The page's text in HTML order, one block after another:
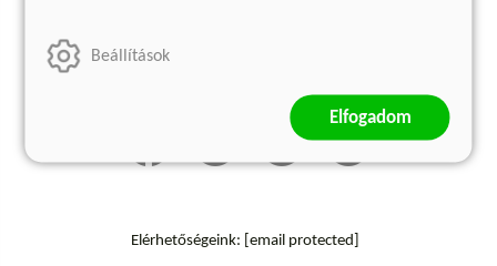
Szállítási információk
Elérhetőségeink: [email protected]
Beállítások
Elfogadom